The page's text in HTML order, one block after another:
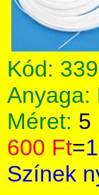
Kód:
Anyaga:
Méret: 5
600 Ft=
Színek